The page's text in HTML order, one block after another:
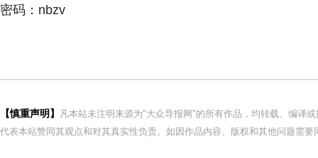
密码：nbzv
【慎重声明】
凡本站未注明来源为"大众导报网"的所有作品，均转载、编译
代表本站赞同其观点和对其真实性负责。如因作品内容、版权和其他问题需